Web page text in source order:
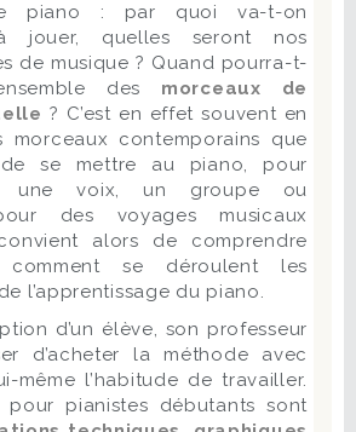
piano : par quoi va-t-on
jouer, quelles seront nos
de musique ? Quand pourra-t-
des morceaux de
? C’est en effet souvent en
morceaux contemporains que
se mettre au piano, pour
une voix, un groupe ou
des voyages musicaux
alors de comprendre
se déroulent les
l’apprentissage du piano.
d’un élève, son professeur
d’acheter la méthode avec
même l’habitude de travailler.
pour pianistes débutants sont